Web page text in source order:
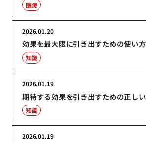
医療
効果を最大限に引き出すための使い方
2026.01.20
知識
期待する効果を引き出すための正し
2026.01.19
知識
2026.01.19